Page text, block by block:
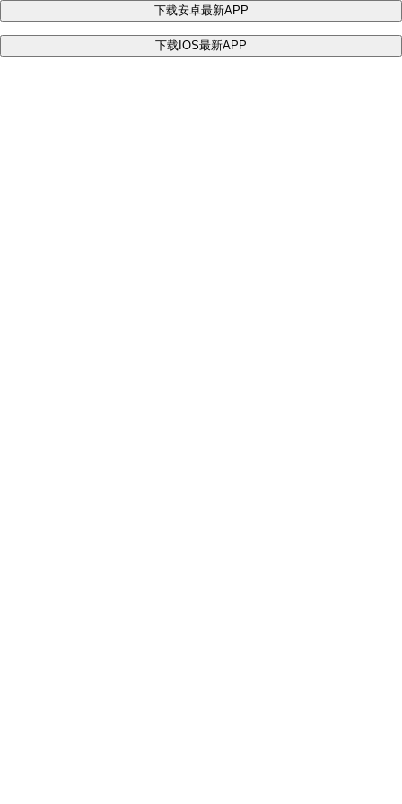
下载安卓最新APP
下载IOS最新APP